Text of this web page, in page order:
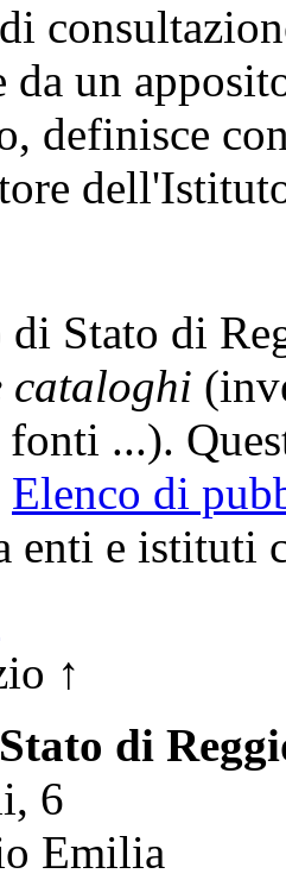
da un
definisce
Stato di
cataloghi
...).
Elenco di
enti e istituti
↑
di
6
Emilia